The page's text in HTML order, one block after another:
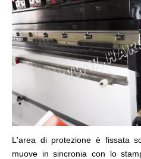
L'area di protezione è fissata
muove in sincronia con lo